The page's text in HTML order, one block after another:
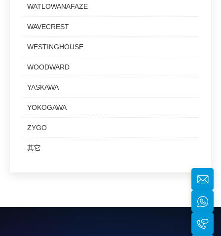
WATLOWANAFAZE
WAVECREST
WESTINGHOUSE
WOODWARD
YASKAWA
YOKOGAWA
ZYGO
其它